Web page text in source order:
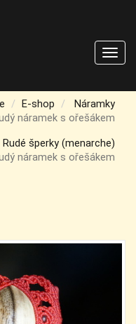
E-shop
Náramky
náramek s ořešákem
Rudé šperky (menarche)
náramek s ořešákem